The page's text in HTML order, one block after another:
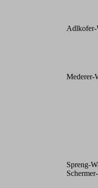
Adlkofer-
Mederer-
Spreng-